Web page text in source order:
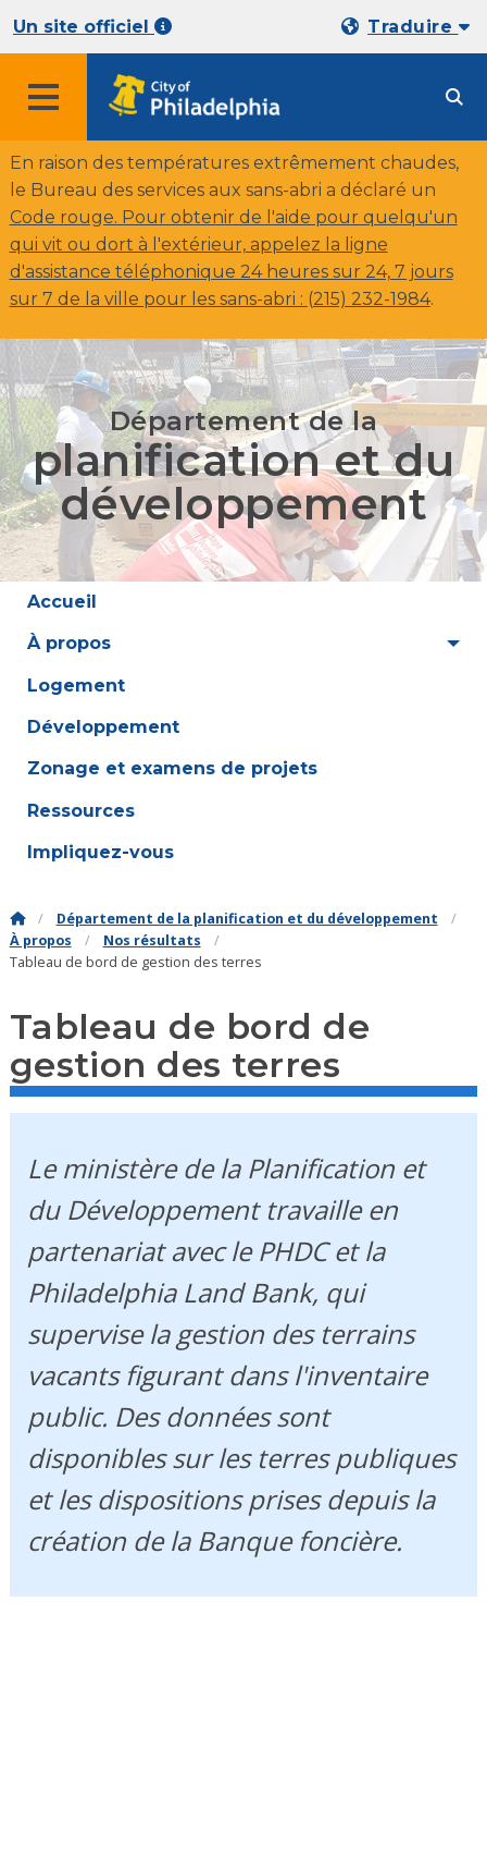
Un site officiel Traduire
En raison des températures extrêmement chaudes,
le Bureau des services aux sans-abri a déclaré un
Code rouge. Pour obtenir de l'aide pour quelqu'un
qui vit ou dort à l'extérieur, appelez la ligne
d'assistance téléphonique 24 heures sur 24, 7 jours
sur 7 de la ville pour les sans-abri : (215) 232-1984.
Département de la
planification et du
développement
Accueil
À propos
Logement
Développement
Zonage et examens de projets
Ressources
Impliquez-vous
Département de la planification et du développement
À propos
Nos résultats
Tableau de bord de gestion des terres
Tableau de bord de
gestion des terres
Le ministère de la Planification et
du Développement travaille en
partenariat avec le PHDC et la
Philadelphia Land Bank, qui
supervise la gestion des terrains
vacants figurant dans l'inventaire
public. Des données sont
disponibles sur les terres publiques
et les dispositions prises depuis la
création de la Banque foncière.